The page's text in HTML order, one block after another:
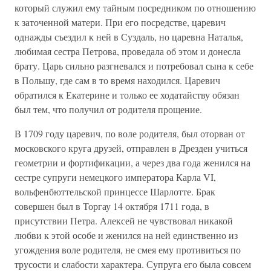
который служил ему тайным посредником по отношению
к заточенной матери. При его посредстве, царевич
однажды съездил к ней в Суздаль, но царевна Наталья,
любимая сестра Петрова, проведала об этом и донесла
брату. Царь сильно разгневался и потребовал сына к себе
в Польшу, где сам в то время находился. Царевич
обратился к Екатерине и только ее ходатайству обязан
был тем, что получил от родителя прощение.
В 1709 году царевич, по воле родителя, был оторван от
московского круга друзей, отправлен в Дрезден учиться
геометрии и фортификации, а через два года женился на
сестре супруги немецкого императора Карла VI,
вольфенбюттельской принцессе Шарлотте. Брак
совершен был в Торгау 14 октября 1711 года, в
присутствии Петра. Алексей не чувствовал никакой
любви к этой особе и женился на ней единственно из
угождения воле родителя, не смея ему противиться по
трусости и слабости характера. Супруга его была совсем